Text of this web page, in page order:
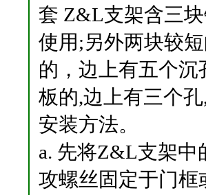
套 Z&L支架含三
使用;另外两块较
的，边上有五个
板的,边上有三个
安装方法。
a. 先将Z&L支架
攻螺丝固定于门框